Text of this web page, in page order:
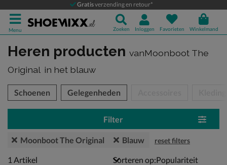
Gratisverzending en retour*
Menu Zoeken Inloggen Favorieten Winkelmand
Heren producten vanMoonboot The
Original in het blauw
over
Schoenen Gelegenheden
Filter
Moonboot The Original Blauw reset filters
1 artikel
1 Artikel Sorteren op: